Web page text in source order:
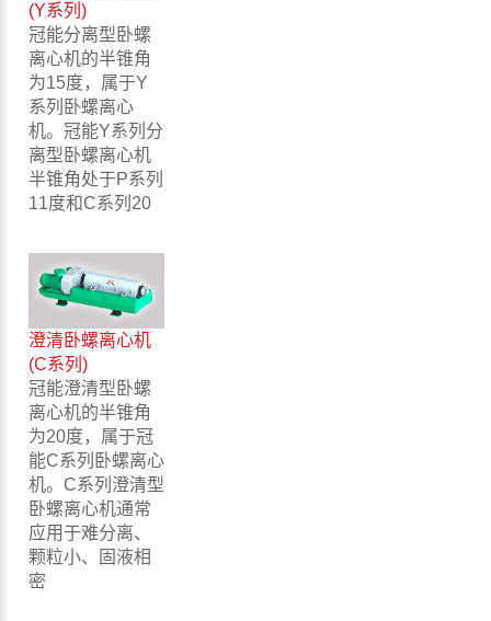
(Y系列)
冠能分离型卧螺
离心机的半锥角
为15度，属于Y
系列卧螺离心
机。冠能Y系列分
离型卧螺离心机
半锥角处于P系列
11度和C系列20
澄清卧螺离心机
(C系列)
冠能澄清型卧螺
离心机的半锥角
为20度，属于冠
能C系列卧螺离心
机。C系列澄清型
卧螺离心机通常
应用于难分离、
颗粒小、固液相
密